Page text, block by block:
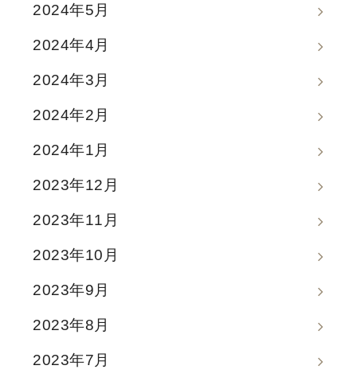
2024年5月
2024年4月
2024年3月
2024年2月
2024年1月
2023年12月
2023年11月
2023年10月
2023年9月
2023年8月
2023年7月